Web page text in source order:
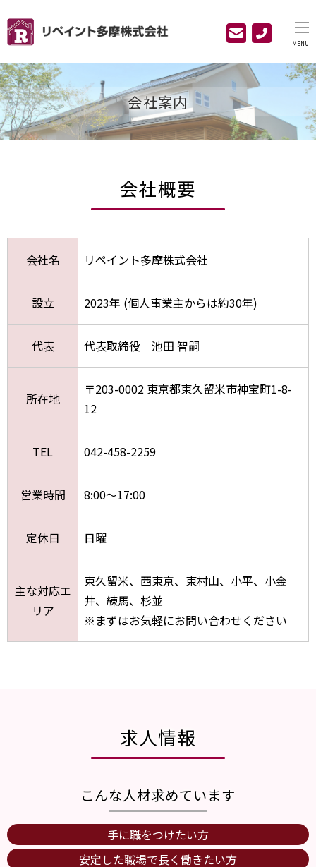
MENU
会社案内
会社概要
会社名 リペイント多摩株式会社
設立 2023年 (個人事業主からは約30年)
代表 代表取締役 池田 智嗣
所在地
〒203-0002 東京都東久留米市神宝町1-8-
12
TEL 042-458-2259
営業時間 8:00～17:00
定休日 日曜
主な対応エ
リア
東久留米、西東京、東村山、小平、小金
井、練馬、杉並
※まずはお気軽にお問い合わせください
求人情報
こんな人材求めています
手に職をつけたい方
安定した職場で長く働きたい方